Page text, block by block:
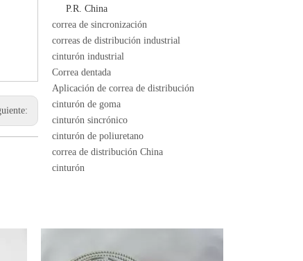
P.R. China
correa de sincronización
correas de distribución industrial
cinturón industrial
Correa dentada
Aplicación de correa de distribución
cinturón de goma
cinturón sincrónico
cinturón de poliuretano
correa de distribución China
cinturón